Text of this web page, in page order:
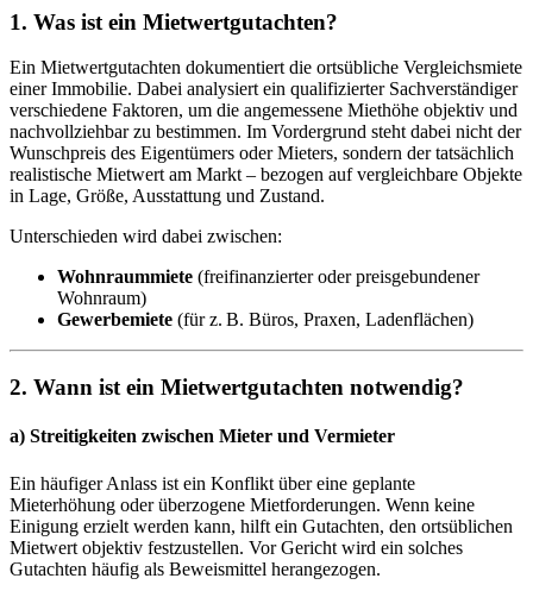
1. Was ist ein Mietwertgutachten?
Ein Mietwertgutachten dokumentiert die ortsübliche Vergleichsmiete
einer Immobilie. Dabei analysiert ein qualifizierter Sachverständiger
verschiedene Faktoren, um die angemessene Miethöhe objektiv und
nachvollziehbar zu bestimmen. Im Vordergrund steht dabei nicht der
Wunschpreis des Eigentümers oder Mieters, sondern der tatsächlich
realistische Mietwert am Markt – bezogen auf vergleichbare Objekte
in Lage, Größe, Ausstattung und Zustand.
Unterschieden wird dabei zwischen:
Wohnraummiete (freifinanzierter oder preisgebundener
Wohnraum)
Gewerbemiete (für z. B. Büros, Praxen, Ladenflächen)
2. Wann ist ein Mietwertgutachten notwendig?
a) Streitigkeiten zwischen Mieter und Vermieter
Ein häufiger Anlass ist ein Konflikt über eine geplante
Mieterhöhung oder überzogene Mietforderungen. Wenn keine
Einigung erzielt werden kann, hilft ein Gutachten, den ortsüblichen
Mietwert objektiv festzustellen. Vor Gericht wird ein solches
Gutachten häufig als Beweismittel herangezogen.